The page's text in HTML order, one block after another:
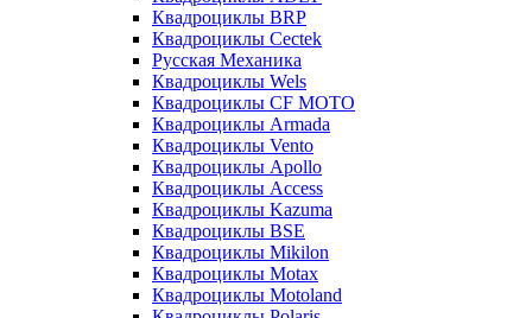
Квадроциклы BRP
Квадроциклы Cectek
Русская Механика
Квадроциклы Wels
Квадроциклы CF MOTO
Квадроциклы Armada
Квадроциклы Vento
Квадроциклы Apollo
Квадроциклы Access
Квадроциклы Kazuma
Квадроциклы BSE
Квадроциклы Mikilon
Квадроциклы Motax
Квадроциклы Motoland